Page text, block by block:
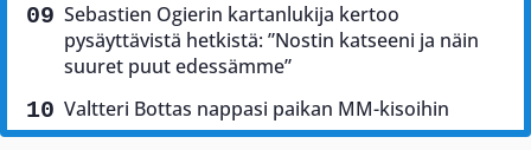
Sebastien Ogierin kartanlukija kertoo
pysäyttävistä hetkistä: ”Nostin katseeni ja näin
suuret puut edessämme”
Valtteri Bottas nappasi paikan MM-kisoihin